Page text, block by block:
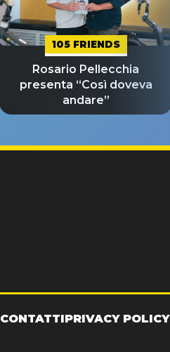
105 FRIENDS
Rosario Pellecchia
presenta “Così doveva
andare”
CONTATTIPRIVACY POLICY